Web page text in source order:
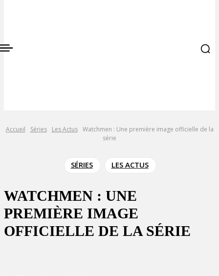
Accueil Séries Les Actus
Watchmen : Une première image officielle de la
série
SÉRIES LES ACTUS
WATCHMEN : UNE
PREMIÈRE IMAGE
OFFICIELLE DE LA SÉRIE